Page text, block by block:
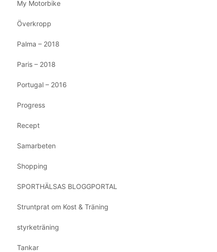
My Motorbike
Överkropp
Palma – 2018
Paris – 2018
Portugal – 2016
Progress
Recept
Samarbeten
Shopping
SPORTHÄLSAS BLOGGPORTAL
Struntprat om Kost & Träning
styrketräning
Tankar